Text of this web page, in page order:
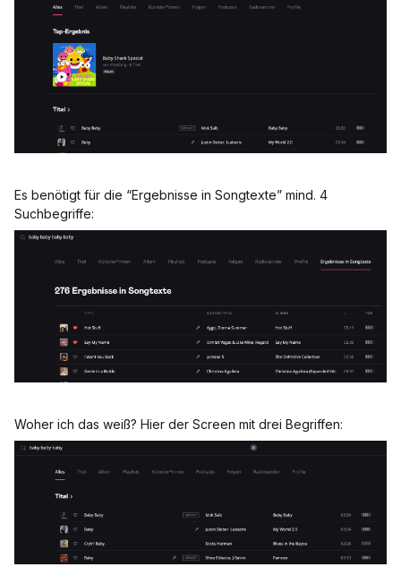
Es benötigt für die “Ergebnisse in Songtexte” mind. 4
Suchbegriffe:
Woher ich das weiß? Hier der Screen mit drei Begriffen: